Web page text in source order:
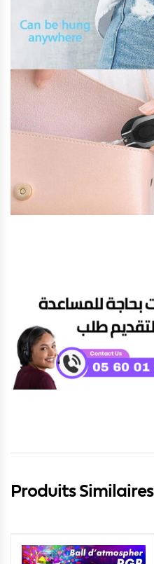
Produits Similaires